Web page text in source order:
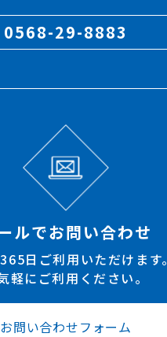
0568-29-8883
ルでお問い合わせ
日ご利用いただけます。
軽にご利用ください。
お問い合わせフォーム